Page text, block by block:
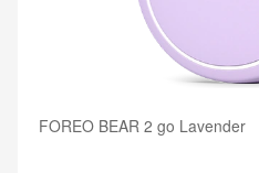
FOREO BEAR 2 go Lavender